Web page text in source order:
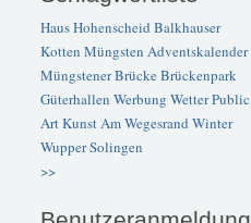
Haus Hohenscheid Balkhauser
Kotten Müngsten Adventskalender
Müngstener BrückeBrückenpark
Güterhallen Werbung WetterPublic
ArtKunstAm Wegesrand Winter
WupperSolingen
>>